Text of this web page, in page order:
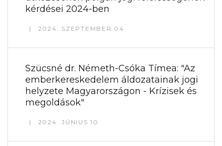
kérdései 2024-ben
2024. SZEPTEMBER 04
Szücsné dr. Németh-Csóka Tímea: "Az
emberkereskedelem áldozatainak jogi
helyzete Magyarországon - Krízisek és
megoldások"
2024. JÚNIUS 10